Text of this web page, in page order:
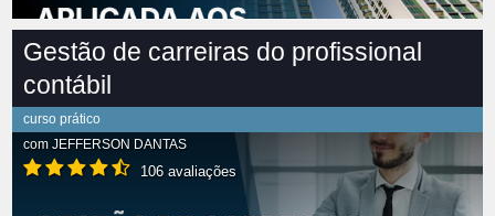
Gestão de carreiras do profissional
contábil
curso prático
com JEFFERSON DANTAS
106 avaliações